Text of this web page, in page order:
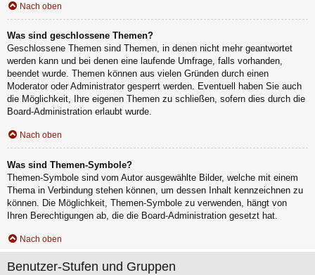
Nach oben
Was sind geschlossene Themen?
Geschlossene Themen sind Themen, in denen nicht mehr geantwortet
werden kann und bei denen eine laufende Umfrage, falls vorhanden,
beendet wurde. Themen können aus vielen Gründen durch einen
Moderator oder Administrator gesperrt werden. Eventuell haben Sie auch
die Möglichkeit, Ihre eigenen Themen zu schließen, sofern dies durch die
Board-Administration erlaubt wurde.
Nach oben
Was sind Themen-Symbole?
Themen-Symbole sind vom Autor ausgewählte Bilder, welche mit einem
Thema in Verbindung stehen können, um dessen Inhalt kennzeichnen zu
können. Die Möglichkeit, Themen-Symbole zu verwenden, hängt von
Ihren Berechtigungen ab, die die Board-Administration gesetzt hat.
Nach oben
Benutzer-Stufen und Gruppen